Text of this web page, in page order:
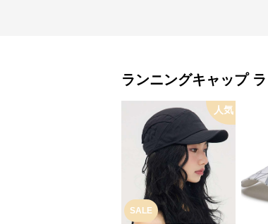
ランニングキャップ
SALE
人気